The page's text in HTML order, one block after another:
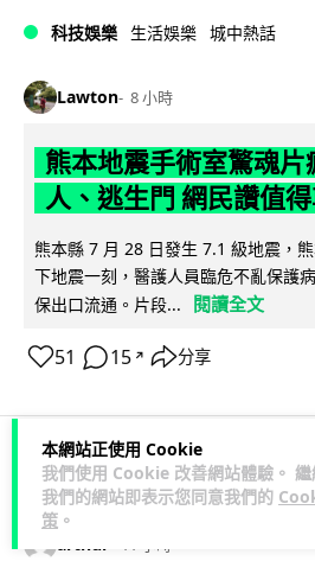
本網站正使用 Cookie
我們使用 Cookie 改善網站體驗。
我們的網站即表示您同意我們的
策 。
科技娛樂 生活娛樂 城中熱話
Lawton 8 小時
熊本地震手術室驚魂片
人、逃生門 網民讚值
熊本縣 7 月 28 日發生 7.1 級地震，熊
下地震一刻，醫護人員臨危不亂保護
保出口流通。片段...
閱讀全文
51 15 ↗ 分享
科技娛樂 生活科技 健康
arthur 11 小時